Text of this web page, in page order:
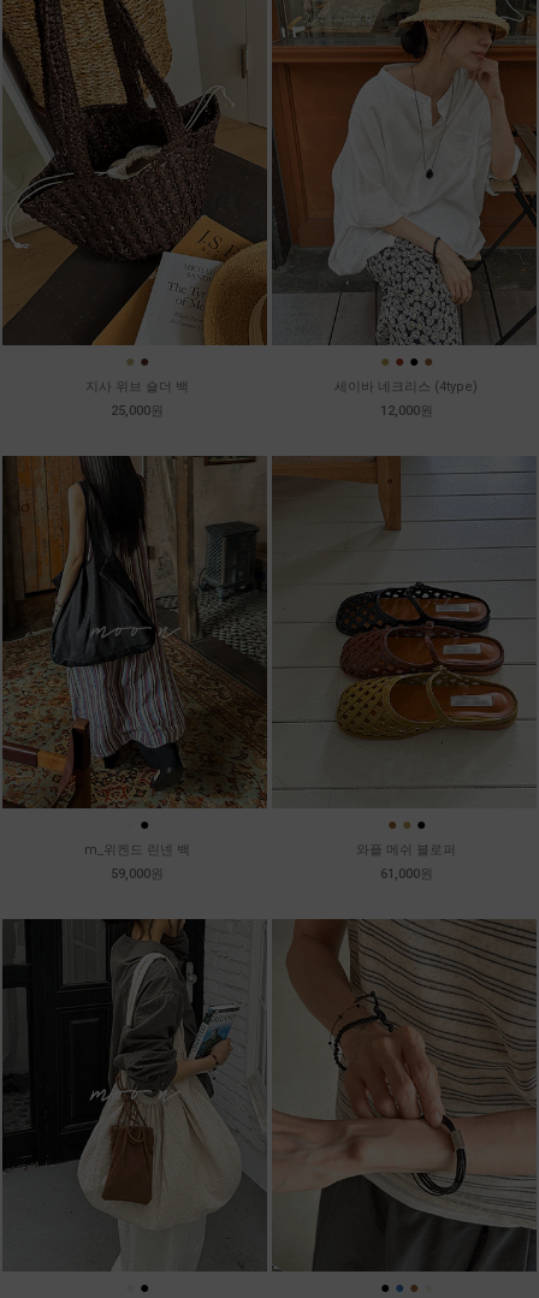
● ●
지사 위브 숄더 백
25,000원
● ● ● ●
세이바 네크리스 (4type)
12,000원
●
m_위켄드 린넨 백
59,000원
● ● ●
와플 메쉬 블로퍼
61,000원
● ● ● ●